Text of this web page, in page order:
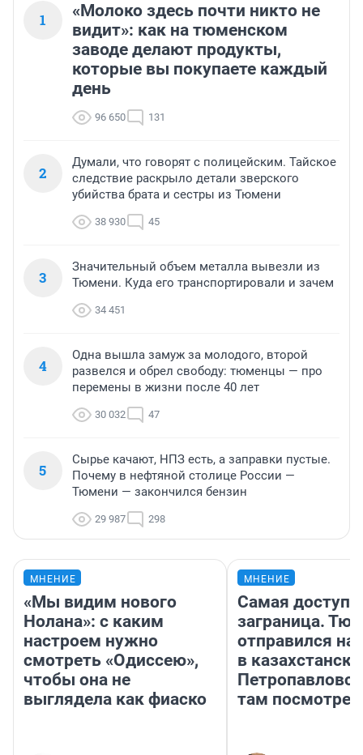
1
«Молоко здесь почти никто не
видит»: как на тюменском
заводе делают продукты,
которые вы покупаете каждый
день
96 650 131
2
Думали, что говорят с полицейским. Тайское
следствие раскрыло детали зверского
убийства брата и сестры из Тюмени
38 930 45
3
Значительный объем металла вывезли из
Тюмени. Куда его транспортировали и зачем
34 451
4
Одна вышла замуж за молодого, второй
развелся и обрел свободу: тюменцы — про
перемены в жизни после 40 лет
30 032 47
5
Сырье качают, НПЗ есть, а заправки пустые.
Почему в нефтяной столице России —
Тюмени — закончился бензин
29 987 298
МНЕНИЕ
«Мы видим нового
Нолана»: с каким
настроем нужно
смотреть «Одиссею»,
чтобы она не
выглядела как фиаско
МНЕНИЕ
Самая
заграница.
отправился
в
там